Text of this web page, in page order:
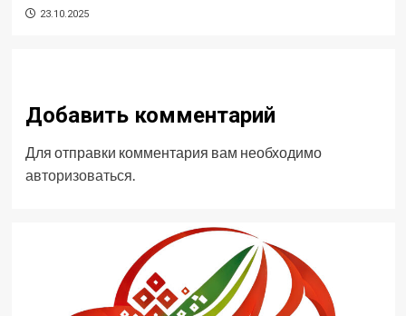
23.10.2025
Добавить комментарий
Для отправки комментария вам необходимо
авторизоваться